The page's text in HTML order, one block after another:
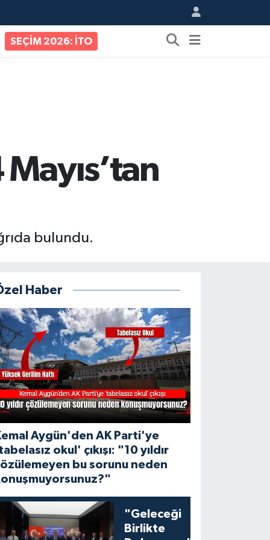
SEÇİM 2026: İTO
bulundu.
Haber
Aygün'den AK Parti'ye
okul' çıkışı: "10 yıldır
bu sorunu neden
"Geleceği
Birlikte